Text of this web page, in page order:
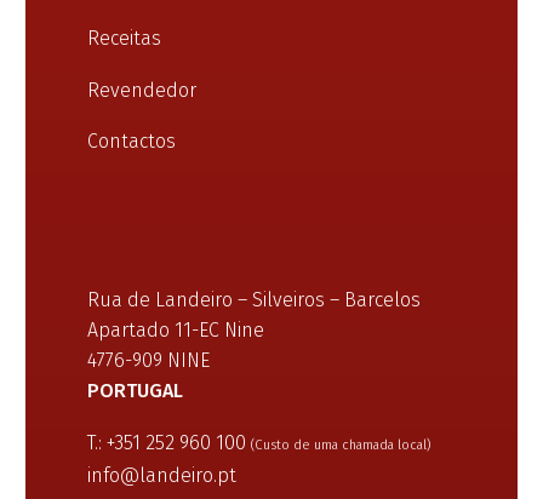
Receitas
Revendedor
Contactos
Rua de Landeiro – Silveiros – Barcelos
Apartado 11-EC Nine
4776-909 NINE
PORTUGAL
T.: +351 252 960 100 (Custo de uma chamada local)
info@landeiro.pt